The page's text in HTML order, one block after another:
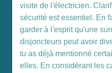
visite de l'électricien.
sécurité est essentiel. En
garder à l'esprit qu'une
disjoncteurs peut avoir
tu as déjà mentionné
elles. En considérant les